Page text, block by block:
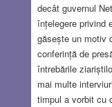
decât guvernul
înțelegere privind
găsește un motiv
conferință de
întrebările
mai multe
timpul a vorbit cu